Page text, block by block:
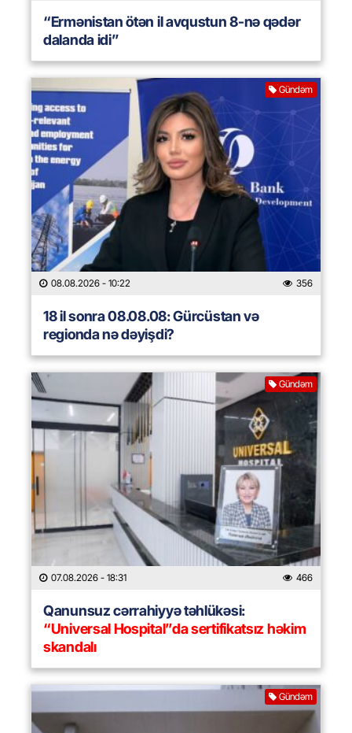
“Ermənistan ötən il avqustun 8-nə qədər
dalanda idi”
Gündəm
08.08.2026 - 10:22 356
18 il sonra 08.08.08: Gürcüstan və
regionda nə dəyişdi?
Gündəm
07.08.2026 - 18:31 466
Qanunsuz cərrahiyyə təhlükəsi:
“Universal Hospital”da sertifikatsız həkim
skandalı
Gündəm